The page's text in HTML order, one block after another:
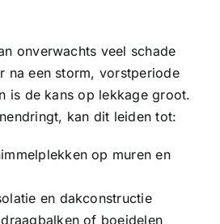
onverwachts veel schade
na een storm, vorstperiode
is de kans op lekkage groot.
kan dit leiden tot:
op muren en
en dakconstructie
of boeidelen